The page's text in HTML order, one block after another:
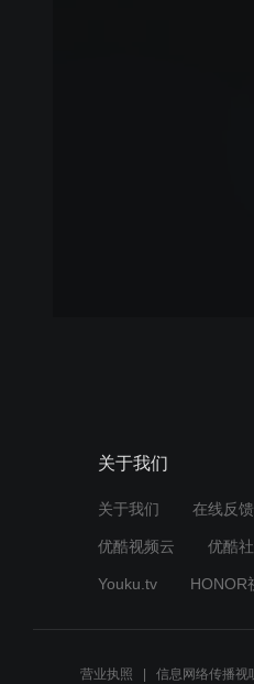
关于我们
关于我们 在线反馈
优酷视频云 优酷
Youku.tv HONOR
营业执照 信息网络传播视